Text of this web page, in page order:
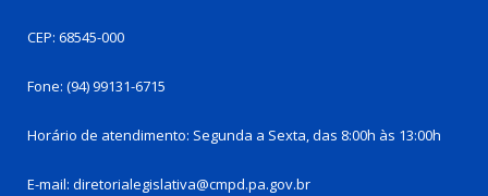
CEP: 68545-000
Fone: (94) 99131-6715
Horário de atendimento: Segunda a Sexta, das 8:00h às 13:00h
E-mail: diretorialegislativa@cmpd.pa.gov.br